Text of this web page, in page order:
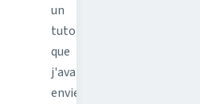
un
tutoriel
que
j'avais
envie